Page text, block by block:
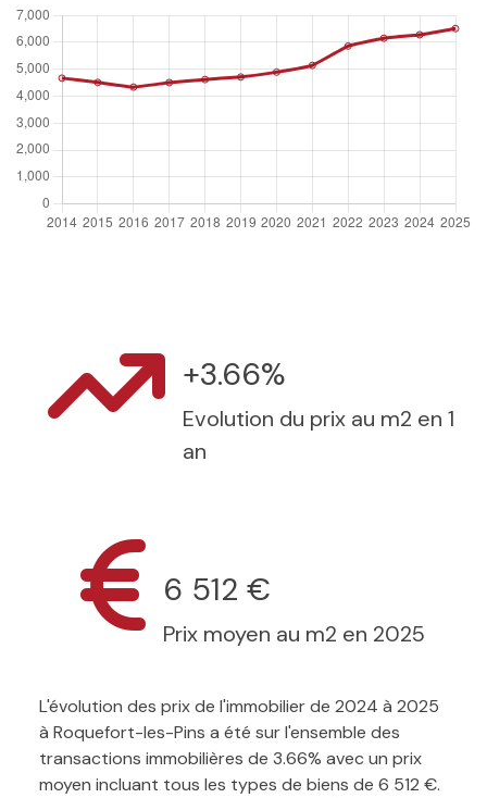
+3.66%
Evolution du prix au m2 en 1
an
6 512 €
Prix moyen au m2 en 2025
L'évolution des prix de l'immobilier de 2024 à 2025
à Roquefort-les-Pins a été sur l'ensemble des
transactions immobilières de 3.66% avec un prix
moyen incluant tous les types de biens de 6 512 €.